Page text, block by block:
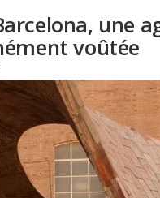
une
voûtée